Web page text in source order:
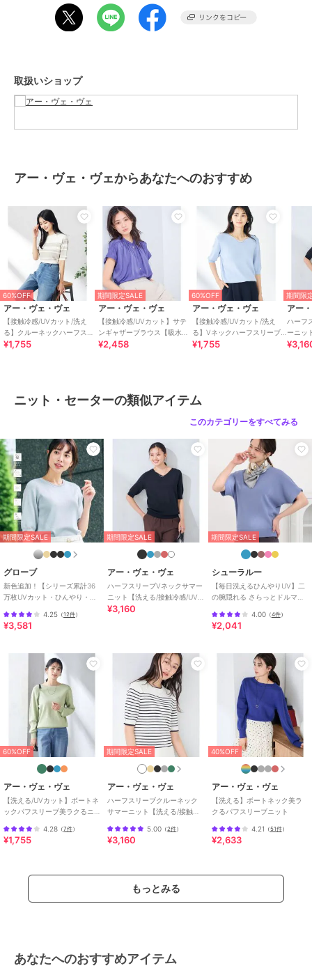
◆Vネックパフスリーブサマーニット：K2FGA59039
◆ボートネックパフスリーブサマーニット：K2FGA69039
なります
伸縮性：あり
生地の厚さ：ふつう
--------------------
≪お気に入り登録機能の使い方≫
■商品のお気に入り登録（ハートマークをクリック）
再入荷通知や値下げ等、お得なご案内を受けることができます。
--------------------
※34(XSサイズ)・42(XLサイズ)はWEB・一部限定店舗での販売です。
ブランド アー・ヴェ・ヴェ
ショップ アー・ヴェ・ヴェ
商品カテゴリ トップス ／ ニット・セーター
性別タイプ
レディース
トップス ／ニット・セーター
ー、ブルー、グレージュ、ホワイ
ト
サイズ XS,S,M,L,XL
ピンク/ライトブルー/ブルー/ホワ
ヨン 64% ナイロン 36%
商品のお取り扱い方法
特徴
トップス
ナイロン/ニット素材
/無地/半袖
分袖/その他袖デザイン /LL･13
号以上あり/ S･7号以下あり/大
きいサイズあり/UVカット加工
/洗える/ ライフスタイル /ボ
ートネック
ニット・セーター
ナイロン
レーヨ
号以上あり
/ S･7号以下あり
取扱いショップ
アー・ヴェ・ヴェからあなたへのおすすめ
60%OFF
アー・ヴェ・ヴェ
【接触冷感/UVカット/洗え
る】クルーネックハーフスリ
ーブ美ラクるサマーニット
¥1,755
期間限定SALE
アー・ヴェ・ヴェ
【接触冷感/UVカット】サテ
ンギャザーブラウス【吸水速
乾/イージーケア】
¥2,458
60%OFF
アー・ヴェ・ヴェ
【接触冷感/UVカット/洗え
る】Vネックハーフスリーブ
美ラクるサマーニット
¥1,755
期間限
アー
ハーフ
ーニッ
感/UV
ニット・セーターの類似アイテム
このカテゴリーをすべてみる
期間限定SALE
グローブ
新色追加！【シリーズ累計36
万枚UVカット・ひんやり・洗
チ 五分袖ニット
4.25 （12件）
¥3,581
期間限定SALE
アー・ヴェ・ヴェ
ハーフスリーブVネックサマー
ニット【洗える/接触冷感/UV
カット】
¥3,160
期間限定SALE
シューラルー
【毎日洗えるひんやりUV】二
の腕隠れる さらっとドルマン
4.00（4件）
¥2,041
60%OFF
アー・ヴェ・ヴェ
【洗える/UVカット】ボートネ
ックパフスリーブ美ラクるニ
4.28 （7件）
¥1,755
期間限定SALE
アー・ヴェ・ヴェ
ハーフスリーブクルーネック
サマーニット【洗える/接触冷
5.00 （2件）
¥3,160
40%OFF
アー・ヴェ・ヴェ
【洗える】ボートネック美ラ
クるパフスリーブニット
4.21 （51件）
¥2,633
もっとみる
あなたへのおすすめアイテム